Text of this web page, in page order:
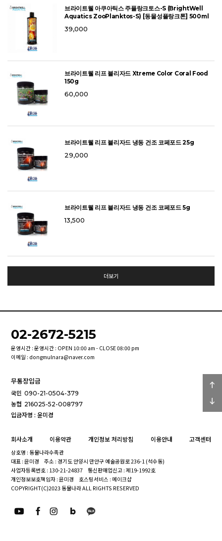
브라이트웰 아쿠아틱스 주플랑크토스-S (BrightWell
Aquatics ZooPlanktos-S) [동물성플랑크톤] 500ml
39,000
브라이트웰 리프 블리자드 Xtreme Color Coral Food
150g
60,000
브라이트웰 리프 블리자드 냉동 건조 코페포드 25g
29,000
브라이트웰 리프 블리자드 냉동 건조 코페포드 5g
13,500
더보기
02-2672-5215
운영시간 : 운영시간 : OPEN 10:00 am - CLOSE 08:00 pm
이메일 : dongmulnara@naver.com
무통장입금
국민 090-21-0504-379
농협 216025-52-008797
입금자명 : 윤미경
회사소개 이용약관 개인정보 처리방침 이용안내 고객센터
상호명 : 동물나라수족관
대표 : 윤미경
주소 : 경기도 안양시 만안구 예술공원로 236-1 (석수동)
사업자등록번호 : 130-21-24837
통신판매업신고 : 제19-1992호
개인정보보호책임자 : 윤미경
호스팅서비스 : 메이크샵
COPYRIGHT(C)2023 동물나라 ALL RIGHTS RESERVED